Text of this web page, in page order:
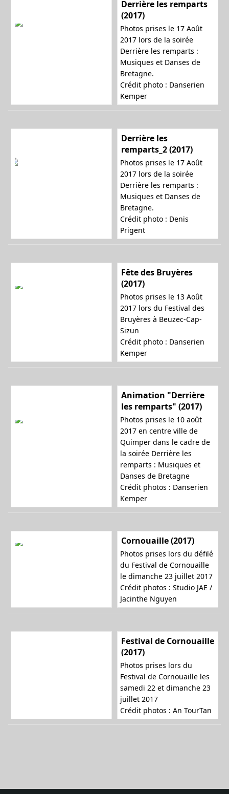
Derrière les remparts
(2017)
Photos prises le 17 Août
2017 lors de la soirée
Derrière les remparts :
Musiques et Danses de
Bretagne.
Crédit photo : Danserien
Kemper
Derrière les
remparts_2 (2017)
Photos prises le 17 Août
2017 lors de la soirée
Derrière les remparts :
Musiques et Danses de
Bretagne.
Crédit photo : Denis
Prigent
Fête des Bruyères
(2017)
Photos prises le 13 Août
2017 lors du Festival des
Bruyères à Beuzec-Cap-
Sizun
Crédit photo : Danserien
Kemper
Animation "Derrière
les remparts" (2017)
Photos prises le 10 août
2017 en centre ville de
Quimper dans le cadre de
la soirée Derrière les
remparts : Musiques et
Danses de Bretagne
Crédit photos : Danserien
Kemper
Cornouaille (2017)
Photos prises lors du défilé
du Festival de Cornouaille
le dimanche 23 juillet 2017
Crédit photos : Studio JAE /
Jacinthe Nguyen
Festival de Cornouaille
(2017)
Photos prises lors du
Festival de Cornouaille les
samedi 22 et dimanche 23
juillet 2017
Crédit photos : An TourTan